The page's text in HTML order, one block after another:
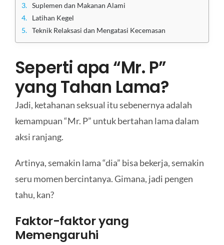
Suplemen dan Makanan Alami
Latihan Kegel
Teknik Relaksasi dan Mengatasi Kecemasan
Seperti apa “Mr. P”
yang Tahan Lama?
Jadi, ketahanan seksual itu sebenernya adalah
kemampuan “Mr. P” untuk bertahan lama dalam
aksi ranjang.
Artinya, semakin lama “dia” bisa bekerja, semakin
seru momen bercintanya. Gimana, jadi pengen
tahu, kan?
Faktor-faktor yang
Memengaruhi